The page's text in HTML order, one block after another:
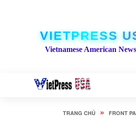
VIETPRESS
Vietnamese American
TRANG CHỦ » FRONT